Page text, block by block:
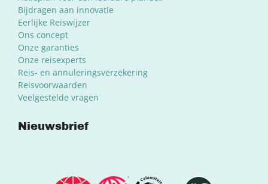
Bijdragen aan innovatie
Eerlijke Reiswijzer
Ons concept
Onze garanties
Onze reisexperts
Reis- en annuleringsverzekering
Reisvoorwaarden
Veelgestelde vragen
Nieuwsbrief